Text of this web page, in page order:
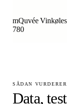
mQuvée
780
SÅDAN
Data,